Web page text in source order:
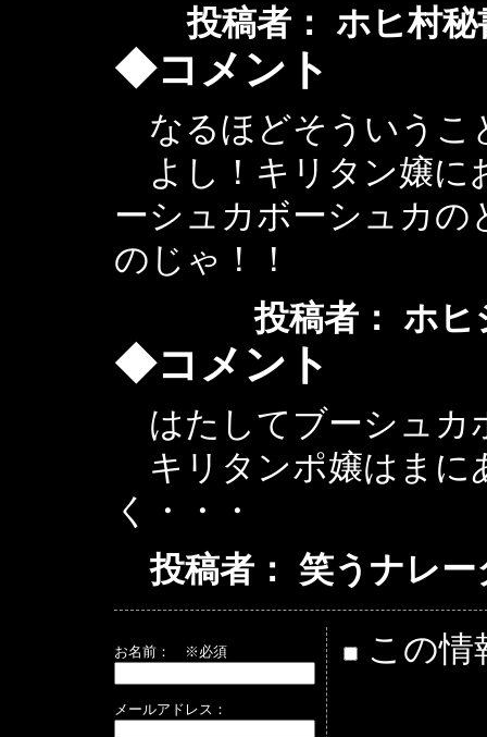
投稿者： ホヒ村
◆コメント
なるほどそういうこ
よし！キリタン嬢に
ーシュカボーシュカ
のじゃ！！
投稿者： ホ
◆コメント
はたしてブーシュカ
キリタンポ嬢はま
く・・・
投稿者： 笑うナレ
お名前： ※必須
メールアドレス：
この情